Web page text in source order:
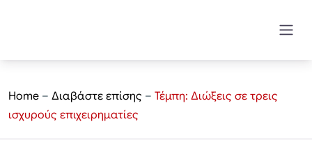
Home – Διαβάστε επίσης – Τέμπη: Διώξεις σε τρεις
ισχυρούς επιχειρηματίες